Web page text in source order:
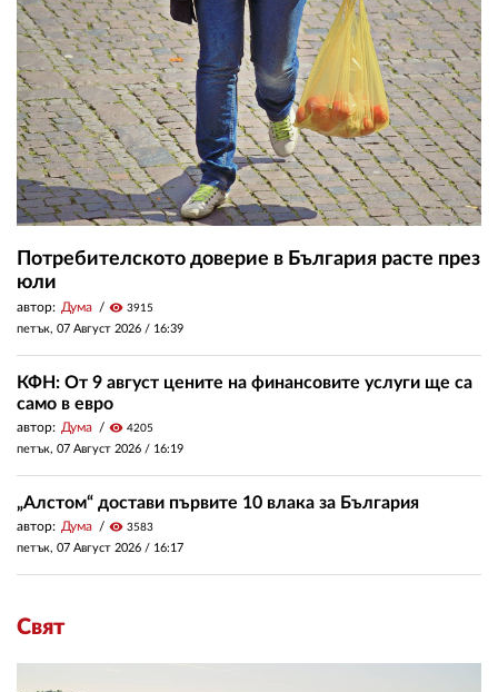
Потребителското доверие в България расте през
юли
автор: Дума visibility 3915
петък, 07 Август 2026 / 16:39
КФН: От 9 август цените на финансовите услуги ще са
само в евро
автор: Дума visibility 4205
петък, 07 Август 2026 / 16:19
„Алстом“ достави първите 10 влака за България
автор: Дума visibility 3583
петък, 07 Август 2026 / 16:17
Свят